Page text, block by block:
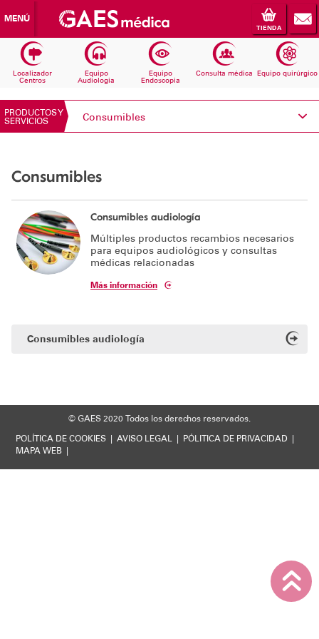
MENÚ
TIENDA
Localizador
Centros
Equipo
Audiologia
Equipo
Endoscopia
Consulta médica Equipo quirúrgico
PRODUCTOS Y
SERVICIOS
Consumibles
Equipos Audiología
Equipos Endoscopia
Equipos Consulta médica
Soporte técnico
Consumibles
Consumibles audiología
Múltiples productos recambios necesarios
para equipos audiológicos y consultas
médicas relacionadas
Más información
Consumibles audiología
© GAES 2020 Todos los derechos reservados.
POLÍTICA DE COOKIES | AVISO LEGAL | PÓLITICA DE PRIVACIDAD |
MAPA WEB |